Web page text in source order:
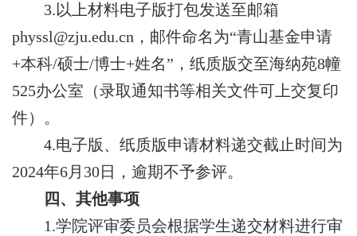
3.以上材料电子版打包发送至邮箱
physsl@zju.edu.cn ， 邮件命名为“青山基金申请
+本科/硕士/博士+姓名” ，纸质版交至海纳苑8幢
525办公室 （录取通知书等相关文件可上交复印
件）。
4.电子版、纸质版申请材料递交截止时间为
2024年6月 30日，逾期不予参评。
四、其他事项
1.学院评审委员会根据学生递交材料进行审